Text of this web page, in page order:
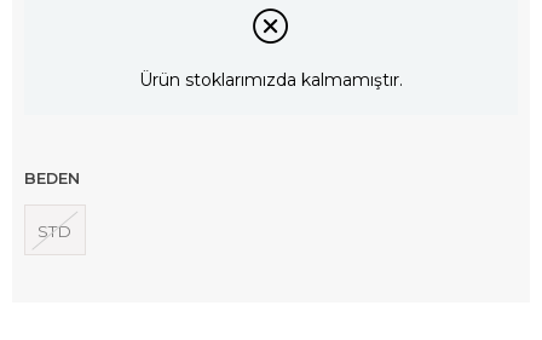
Ürün stoklarımızda kalmamıştır.
BEDEN
STD